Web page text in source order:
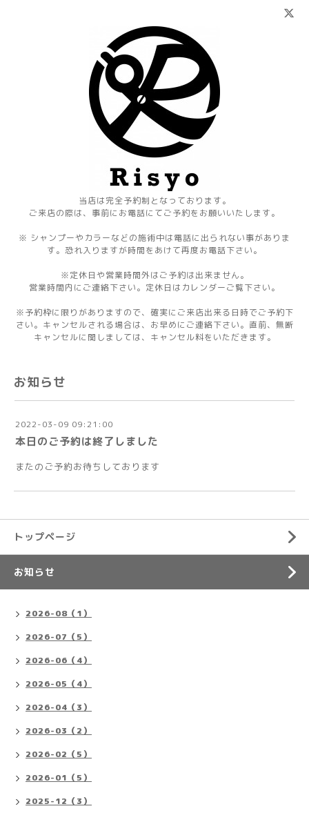
当店は完全予約制となっております。
ご来店の際は、事前にお電話にてご予約をお願いいたします。
※ シャンプーやカラーなどの施術中は電話に出られない事がありま
す。恐れ入りますが時間をあけて再度お電話下さい。
※定休日や営業時間外はご予約は出来ません。
営業時間内にご連絡下さい。定休日はカレンダーご覧下さい。
※予約枠に限りがありますので、確実にご来店出来る日時でご予約下
さい。キャンセルされる場合は、お早めにご連絡下さい。直前、無断
キャンセルに関しましては、キャンセル料をいただきます。
お知らせ
2022-03-09 09:21:00
本日のご予約は終了しました
またのご予約お待ちしております
トップページ
お知らせ
2026-08（1）
2026-07（5）
2026-06（4）
2026-05（4）
2026-04（3）
2026-03（2）
2026-02（5）
2026-01（5）
2025-12（3）